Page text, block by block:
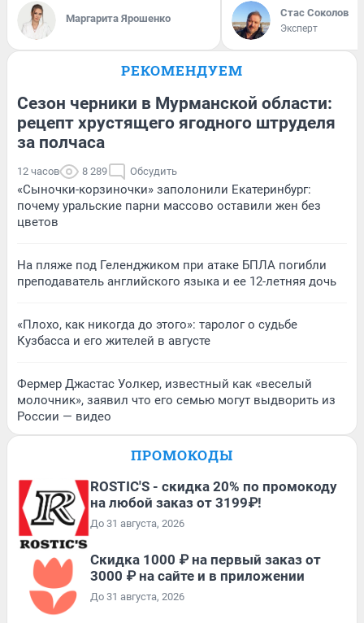
Маргарита Ярошенко Стас Соколов
Эксперт
РЕКОМЕНДУЕМ
Сезон черники в Мурманской области:
рецепт хрустящего ягодного штруделя
за полчаса
12 часов 8 289 Обсудить
«Сыночки-корзиночки» заполонили Екатеринбург:
почему уральские парни массово оставили жен без
цветов
На пляже под Геленджиком при атаке БПЛА погибли
преподаватель английского языка и ее 12-летняя дочь
«Плохо, как никогда до этого»: таролог о судьбе
Кузбасса и его жителей в августе
Фермер Джастас Уолкер, известный как «веселый
молочник», заявил что его семью могут выдворить из
России — видео
ПРОМОКОДЫ
ROSTIC'S - скидка 20% по промокоду
на любой заказ от 3199₽!
До 31 августа, 2026
Скидка 1000 ₽ на первый заказ от
3000 ₽ на сайте и в приложении
До 31 августа, 2026